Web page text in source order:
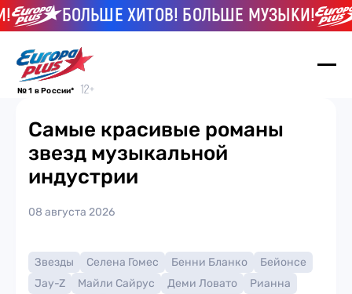
БОЛЬШЕ ХИТОВ! БОЛЬШЕ МУЗЫКИ!
№ 1 в России*
Самые красивые романы
звезд музыкальной
индустрии
08 августа 2026
Звезды Селена Гомес Бенни Бланко
Бейонсе
Jay-Z
Майли Сайрус Деми Ловато
Рианна